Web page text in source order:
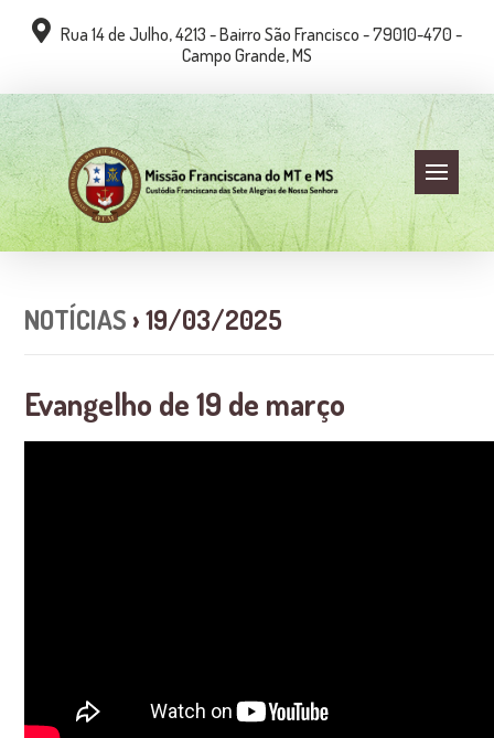
Rua 14 de Julho, 4213 - Bairro São Francisco - 79010-470 -
Campo Grande, MS
NOTÍCIAS › 19/03/2025
Evangelho de 19 de março